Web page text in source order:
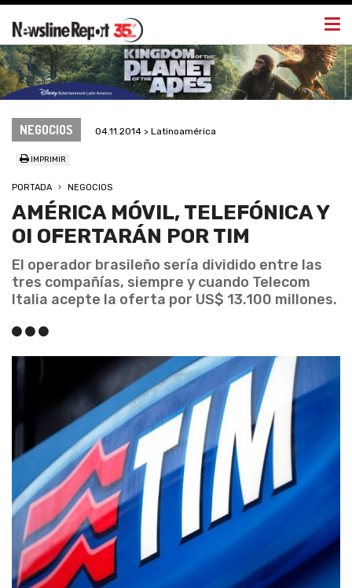
NEGOCIOS 04.11.2014 > Latinoamérica
IMPRIMIR
PORTADA NEGOCIOS
AMÉRICA MÓVIL, TELEFÓNICA Y
OI OFERTARÁN POR TIM
El operador brasileño sería dividido entre las
tres compañías, siempre y cuando Telecom
Italia acepte la oferta por US$ 13.100 millones.